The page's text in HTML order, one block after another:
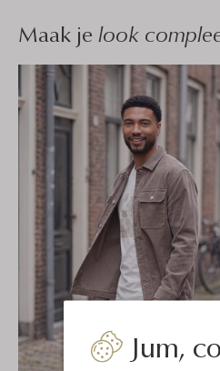
Jum,
Maak je look